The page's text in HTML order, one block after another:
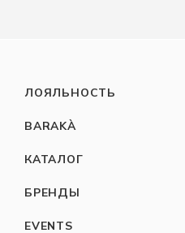
ЛОЯЛЬНОСТЬ
BARAKÀ
КАТАЛОГ
БРЕНДЫ
EVENTS